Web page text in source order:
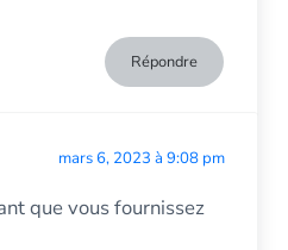
Répondre
mars 6, 2023 à 9:08 pm
que vous fournissez